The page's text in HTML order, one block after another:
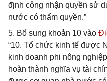
định công nhận quyền sử
nước có thẩm quyền.”
5. Bổ sung khoản 10 vào
“10. Tổ chức kinh tế được
kinh doanh phi nông
hoàn thành nghĩa vụ tài